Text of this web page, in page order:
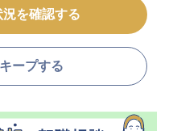
を確認する
キープする